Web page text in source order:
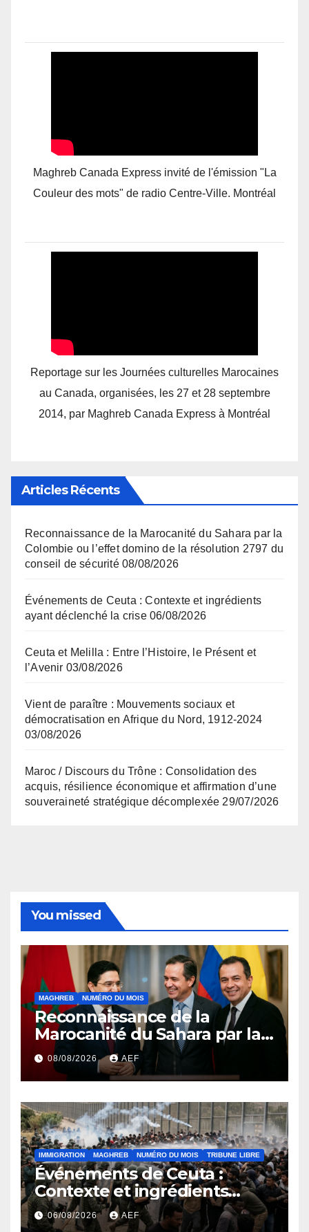
Maghreb Canada Express invité de l'émission "La
Couleur des mots" de radio Centre-Ville. Montréal
Reportage sur les Journées culturelles Marocaines
au Canada, organisées, les 27 et 28 septembre
2014, par Maghreb Canada Express à Montréal
Articles Récents
Reconnaissance de la Marocanité du Sahara par la
Colombie ou l’effet domino de la résolution 2797 du
conseil de sécurité 08/08/2026
Événements de Ceuta : Contexte et ingrédients
ayant déclenché la crise 06/08/2026
Ceuta et Melilla : Entre l’Histoire, le Présent et
l’Avenir 03/08/2026
Vient de paraître : Mouvements sociaux et
démocratisation en Afrique du Nord, 1912-2024
03/08/2026
Maroc / Discours du Trône : Consolidation des
acquis, résilience économique et affirmation d’une
souveraineté stratégique décomplexée 29/07/2026
You missed
MAGHREB NUMÉRO DU MOIS
Reconnaissance de la
Marocanité du Sahara par la
Colombie ou l’effet domino
de la résolution 2797 du
conseil de sécurité
08/08/2026 AEF
IMMIGRATION MAGHREB NUMÉRO DU MOIS TRIBUNE LIBRE
Événements de Ceuta :
Contexte et ingrédients
ayant déclenché la crise
06/08/2026 AEF